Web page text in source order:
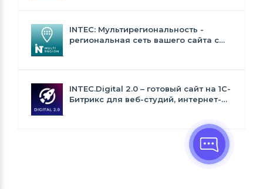
INTEC: Мультирегиональность -
региональная сеть вашего сайта с
INTEC.Digital 2.0 – готовый сайт на 1C-
Битрикс для веб-студий, интернет-